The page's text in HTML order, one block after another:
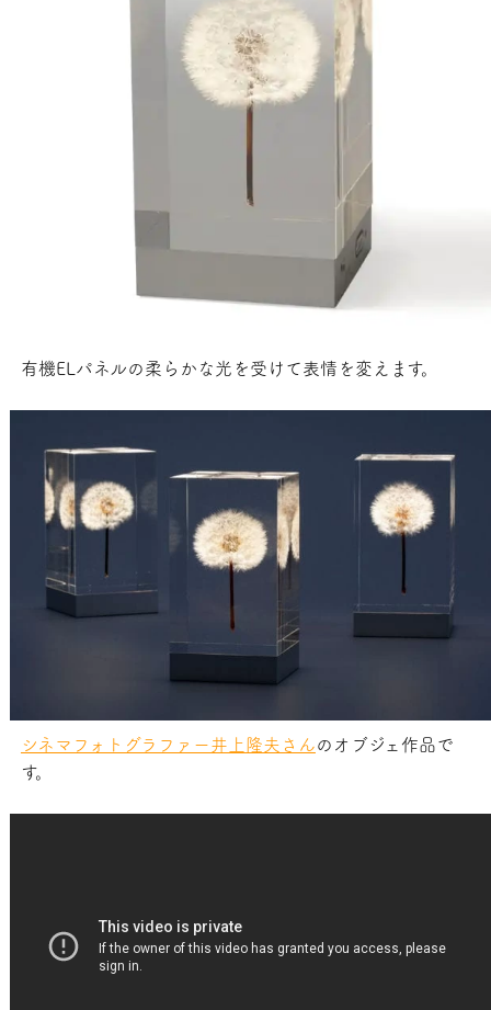
有機ELパネルの柔らかな光を受けて表情を変えます。
シネマフォトグラファー井上隆夫さんのオブジェ作品で
す。